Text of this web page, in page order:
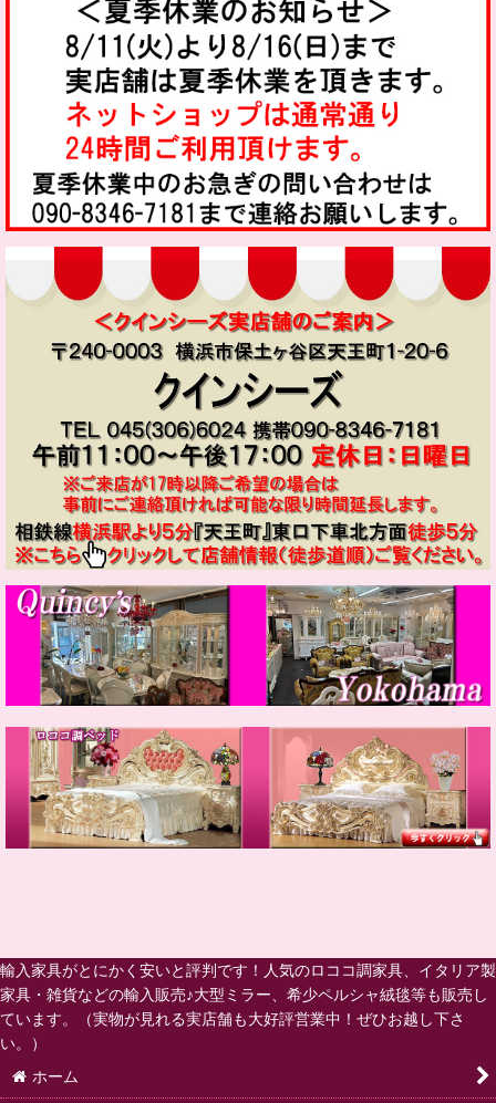
輸入家具がとにかく安いと評判です！人気のロココ調家具、イタリア製
家具・雑貨などの輸入販売♪大型ミラー、希少ペルシャ絨毯等も販売し
ています。（実物が見れる実店舗も大好評営業中！ぜひお越し下さ
い。）
ホーム